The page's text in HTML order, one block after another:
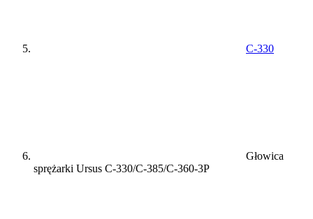
C-330
Głowica
sprężarki Ursus C-330/C-385/C-360-3P